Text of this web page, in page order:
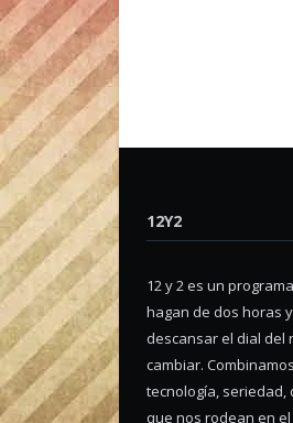
12Y2
12 y 2 es un
hagan de dos horas
descansar el dial del
cambiar.
tecnología, seriedad,
que nos rodean en el